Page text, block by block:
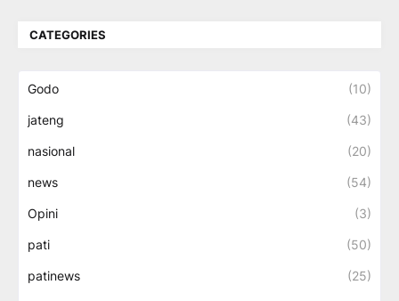
CATEGORIES
Godo (10)
jateng (43)
nasional (20)
news (54)
Opini (3)
pati (50)
patinews (25)